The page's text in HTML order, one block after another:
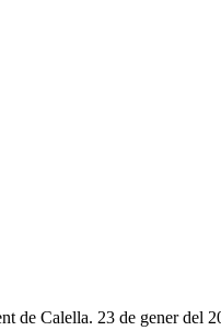
de Calella. 23 de gener del